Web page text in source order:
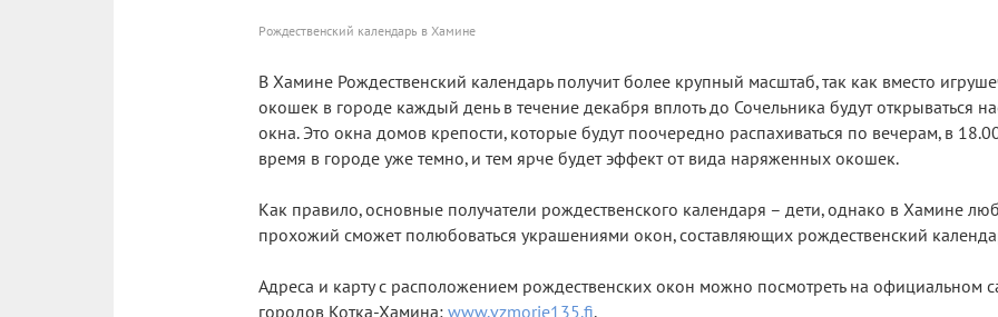
Рождественский календарь в Хамине
В Хамине Рождественский календарь получит более крупный масштаб, так как вместо
окошек в городе каждый день в течение декабря вплоть до Сочельника будут открываться
окна. Это окна домов крепости, которые будут поочередно распахиваться по вечерам, в
время в городе уже темно, и тем ярче будет эффект от вида наряженных окошек.
Как правило, основные получатели рождественского календаря – дети, однако в Хамине
прохожий сможет полюбоваться украшениями окон, составляющих рождественский
Адреса и карту с расположением рождественских окон можно посмотреть на официальном
городов Котка-Хамина: www.vzmorie135.fi.